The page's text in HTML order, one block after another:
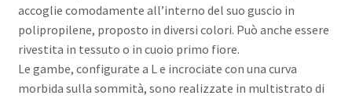
accoglie comodamente all’interno del suo guscio in
polipropilene, proposto in diversi colori. Può anche essere
rivestita in tessuto o in cuoio primo fiore.
Le gambe, configurate a L e incrociate con una curva
morbida sulla sommità, sono realizzate in multistrato di